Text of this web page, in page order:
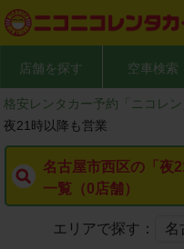
店舗を探す 空車検索
格安レンタカー予約「ニコレン
夜21時以降も営業
名古屋市西区の「夜
一覧（0店舗）
エリアで探す：